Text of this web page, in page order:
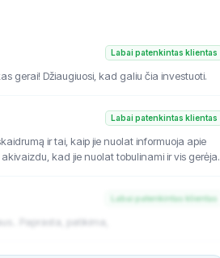
Labai patenkintas klientas
gerai! Džiaugiuosi, kad galiu čia investuoti.
Labai patenkintas klientas
ir tai, kaip jie nuolat informuoja apie
kad jie nuolat tobulinami ir vis gerėja.
Labai patenkintas klientas
Paprasta, patikima,